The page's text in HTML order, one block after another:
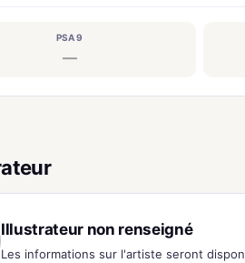
PSA 9
—
Illustrateur non renseigné
Les informations sur l'artiste seront